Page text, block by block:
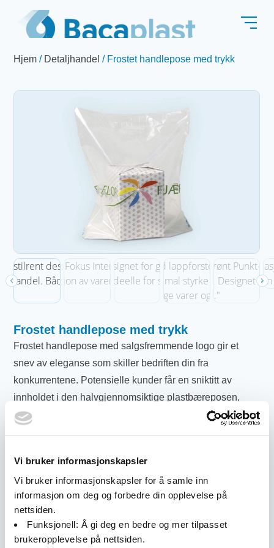
Vi bruker informasjonskapsler
Vi bruker informasjonskapsler for å samle inn
informasjon om deg og forbedre din opplevelse på
nettsiden.
Funksjonell: Å gi deg en bedre og mer tilpasset
brukeropplevelse på nettsiden.
Hjem / Detaljhandel / Frostet handlepose med trykk
Frostet handlepose med trykk
Frostet handlepose med salgsfremmende logo gir et
snev av eleganse som skiller bedriften din fra
konkurrentene. Potensielle kunder får en sniktitt av
innholdet i den halvgjennomsiktige plastbæreposen,
samtidig som logo eller et personlig trykk gir en fin
Frostet handlepose med trykk leveres i 3 forskjellige
størrelser, med farget trykk og et minste kvantum ned i
5000 stk. Kan leveres med hvit og sort folie, andre
størrelser kan produseres på forespørsel.
Vårt utvalg av frostede salgsfremmende plastposer er et